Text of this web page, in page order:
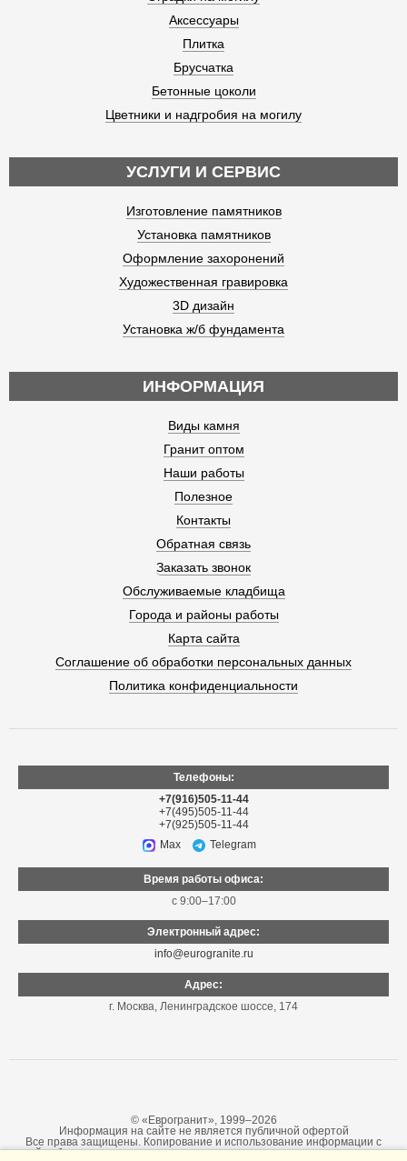
Аксессуары
Плитка
Брусчатка
Бетонные цоколи
Цветники и надгробия на могилу
УСЛУГИ И СЕРВИС
Изготовление памятников
Установка памятников
Оформление захоронений
Художественная гравировка
3D дизайн
Установка ж/б фундамента
ИНФОРМАЦИЯ
Виды камня
Гранит оптом
Наши работы
Полезное
Контакты
Обратная связь
Заказать звонок
Обслуживаемые кладбища
Города и районы работы
Карта сайта
Соглашение об обработки персональных данных
Политика конфиденциальности
Телефоны:
+7(916)505-11-44
+7(495)505-11-44
+7(925)505-11-44
Max
Telegram
Время работы офиса:
с 9:00–17:00
Электронный адрес:
info@eurogranite.ru
Адрес:
г. Москва, Ленинградское шоссе, 174
© «Еврогранит», 1999–2026
Информация на сайте не является публичной офертой
Все права защищены. Копирование и использование информации с
сайта без согласия владельца запрещены и преследуется по закону.